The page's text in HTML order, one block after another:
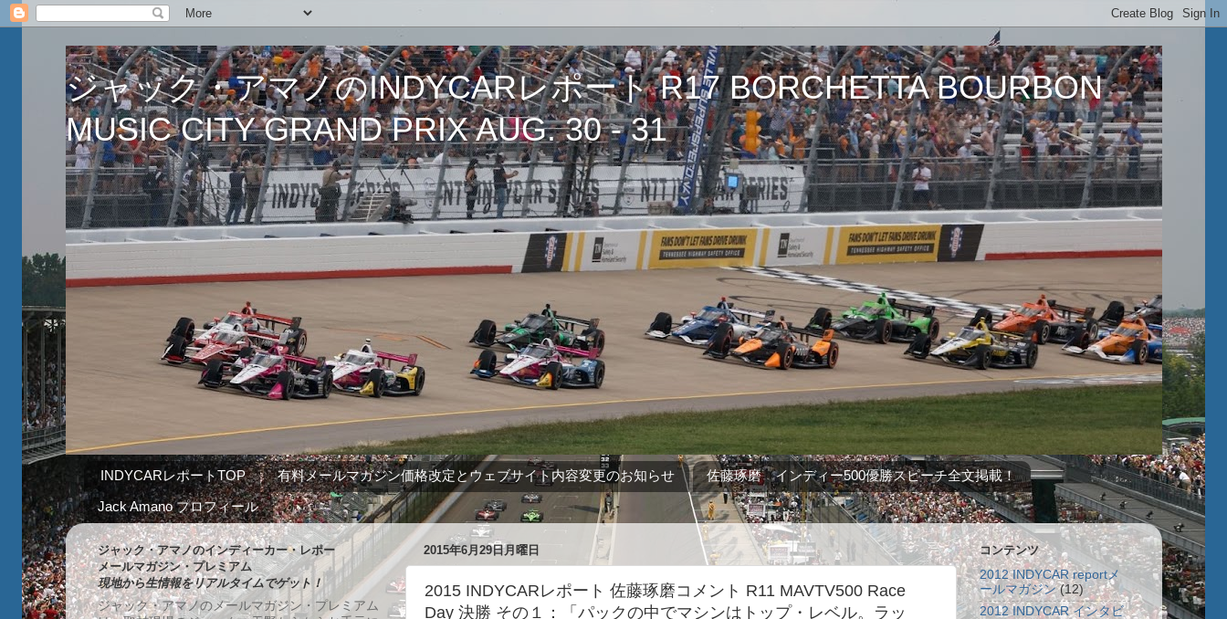
ジャック・アマノのINDYCARレポート R17 BORCHETTA BOURBON
MUSIC CITY GRAND PRIX AUG. 30 - 31
INDYCARレポートTOP 有料メールマガジン価格改定とウェブサイト内容変更のお知らせ
佐藤琢磨 インディー500優勝スピーチ全文掲載！
Jack Amano プロフィール
2015年6月29日月曜日
2015 INDYCARレポート 佐藤琢磨コメント R11 MAVTV500 Race
Day 決勝 その１：「パックの中でマシンはトップ・レベル。ラッ
ジャック・アマノのインディーカー・レポー
メールマガジン・プレミアム
現地から生情報をリアルタイムでゲット！
ジャック・アマノのメールマガジン・プレミアム
コンテンツ
2012 INDYCAR reportメ
ールマガジン (12)
2012 INDYCAR インタビ